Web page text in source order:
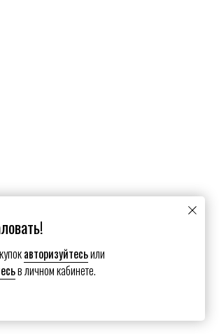
авторизуйтесьили
в личном кабинете.
пользоваться сайтом вы
cookie.